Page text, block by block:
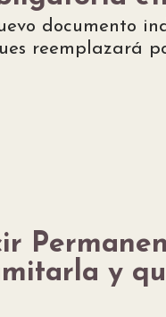
documento
reemplazará
y